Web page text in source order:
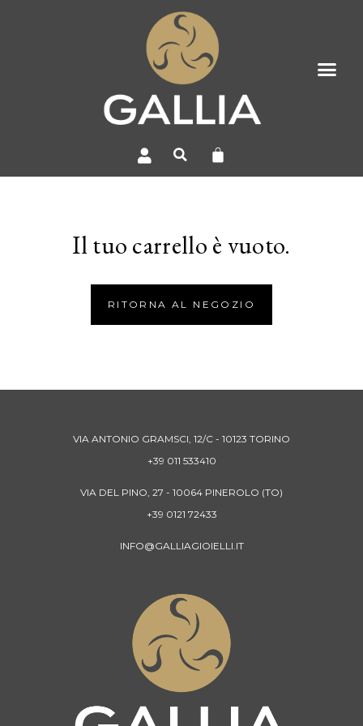
Il tuo carrello è vuoto.
RITORNA AL NEGOZIO
VIA ANTONIO GRAMSCI, 12/C - 10123 TORINO
+39 011 533410
VIA DEL PINO, 27 - 10064 PINEROLO (TO)
+39 0121 72433
INFO@GALLIAGIOIELLI.IT